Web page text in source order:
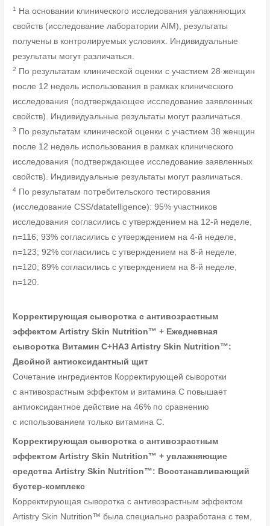
1
На основании клинического исследования увлажняющих
свойств (исследование лаборатории AIM), результаты
получены в контролируемых условиях. Индивидуальные
результаты могут различаться.
2
По результатам клинической оценки с участием 28 женщин
после 12 недель использования в рамках клинического
исследования (подтверждающее исследование заявленных
свойств). Индивидуальные результаты могут различаться.
3
По результатам клинической оценки с участием 38 женщин
после 12 недель использования в рамках клинического
исследования (подтверждающее исследование заявленных
свойств). Индивидуальные результаты могут различаться.
4 По результатам потребительского тестирования
(исследование CSS/datatelligence): 95% участников
исследования согласились с утверждением на 12-й неделе,
n=116; 93% согласились с утверждением на 4-й неделе,
n=123; 92% согласились с утверждением на 8-й неделе,
n=120; 89% согласились с утверждением на 8-й неделе,
n=120.
Корректирующая сыворотка с антивозрастным
эффектом Artistry Skin Nutrition™ + Ежедневная
сыворотка Витамин C+HA3 Artistry Skin Nutrition™:
Двойной антиоксидантный щит
Сочетание ингредиентов Корректирующей сыворотки
с антивозрастным эффектом и витамина C повышает
антиоксидантное действие на 46% по сравнению
с использованием только витамина C.
Корректирующая сыворотка с антивозрастным
эффектом Artistry Skin Nutrition™ + увлажняющие
средства Artistry Skin Nutrition™: Восстанавливающий
бустер-комплекс
Корректирующая сыворотка с антивозрастным эффектом
Artistry Skin Nutrition™ была специально разработана с тем,